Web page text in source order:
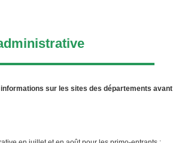
sur les sites des départements avant